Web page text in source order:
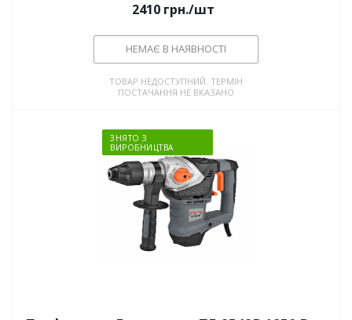
2410 грн./шт
НЕМАЄ В НАЯВНОСТІ
ТОВАР НЕДОСТУПНИЙ. ТЕРМІН
ПОСТАЧАННЯ НЕ ВКАЗАНО
ЗНЯТО З
ВИРОБНИЦТВА